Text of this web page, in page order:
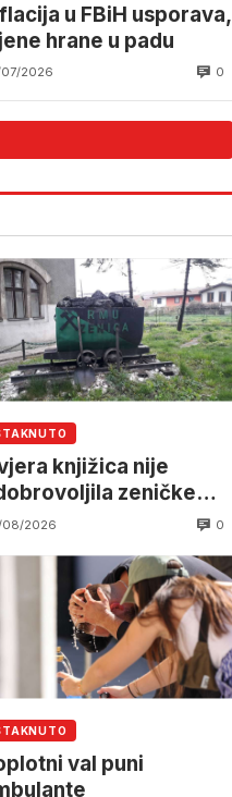
u FBiH usporava,
hrane u padu
2026 0
knjižica nije
zeničke
u jami Raspotočje
2026 0
val puni